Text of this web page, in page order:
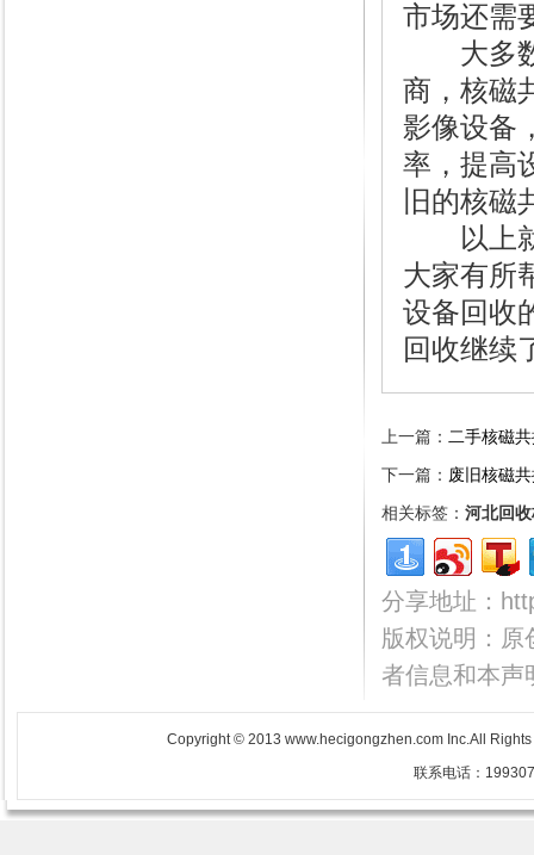
市场还需
大多数
商，核磁
影像设备
率，提高
旧的核
以上就
大家有所
设备回收
回收继续
上一篇： 二手核磁
下一篇： 废旧核磁
相关标签： 河北回
分享地址：
版权说明：原
者信息和本声
Copyright © 2013 www.hecigongzhen.com Inc.All
联系电话：